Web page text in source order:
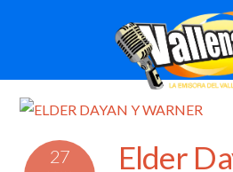
27
Elder